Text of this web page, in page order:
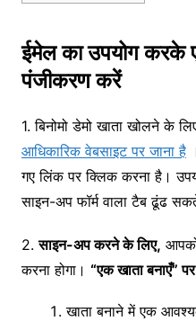
ईमेल का उपयोग करके
पंजीकरण करें
1. बिनोमो डेमो खाता खोलने के
आधिकारिक वेबसाइट पर जाना है
गए लिंक पर क्लिक करना है।
साइन-अप फॉर्म वाला टैब ढूंढ
2.साइन-अप करने के लिए,
करना होगा। “एक खाता बनाएँ”
खाता बनाने में एक